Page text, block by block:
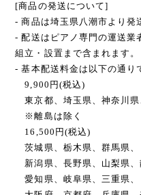
[商品の発送について]
- 商品は埼玉県八潮市より発
- 配送はピアノ専門の運送業
組立・設置まで含まれます。
- 基本配送料金は以下の通り
9,900円(税込)
東京都、埼玉県、神奈川県
※離島は除く
16,500円(税込)
茨城県、栃木県、群馬県、
新潟県、長野県、山梨県、
愛知県、岐阜県、三重県、